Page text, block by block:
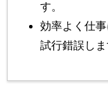
す。
効率よく仕
試行錯誤しま